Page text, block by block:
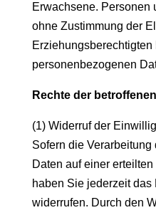
Erwachsene. Personen
ohne Zustimmung der
Erziehungsberechtigten
personenbezogenen
Rechte der
(1) Widerruf der
Sofern die
Daten auf einer
haben Sie jederzeit
widerrufen. Durch den